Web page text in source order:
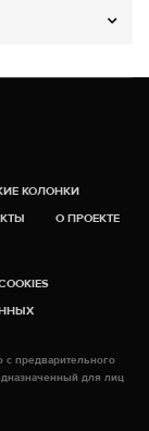
КОЛОНКИ
О ПРОЕКТЕ
с предварительного
для лиц